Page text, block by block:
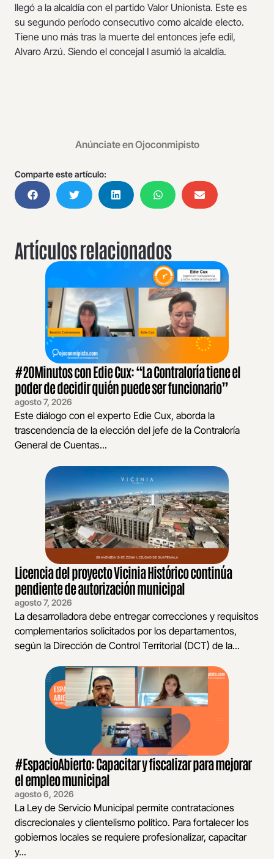
llegó a la alcaldía con el partido Valor Unionista. Este es
su segundo período consecutivo como alcalde electo.
Tiene uno más tras la muerte del entonces jefe edil,
Alvaro Arzú. Siendo el concejal I asumió la alcaldía.
Anúnciate en Ojoconmipisto
Comparte este artículo:
Artículos relacionados
#20Minutos con Edie Cux: “La Contraloría tiene el
poder de decidir quién puede ser funcionario”
agosto 7, 2026
Este diálogo con el experto Edie Cux, aborda la
trascendencia de la elección del jefe de la Contraloría
General de Cuentas...
Licencia del proyecto Vicinia Histórico continúa
pendiente de autorización municipal
agosto 7, 2026
La desarrolladora debe entregar correcciones y requisitos
complementarios solicitados por los departamentos,
según la Dirección de Control Territorial (DCT) de la...
#EspacioAbierto: Capacitar y fiscalizar para mejorar
el empleo municipal
agosto 6, 2026
La Ley de Servicio Municipal permite contrataciones
discrecionales y clientelismo político. Para fortalecer los
gobiernos locales se requiere profesionalizar, capacitar
y...